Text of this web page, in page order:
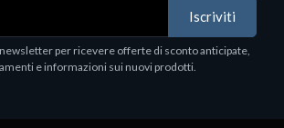
SN850X NVMe SSD
- SSD - 2 TB - interno - M.2
4.0 (NVMe) - dissipatore integrato -
Iscriviti
per ricevere offerte di sconto anticipate,
e informazioni sui nuovi prodotti.